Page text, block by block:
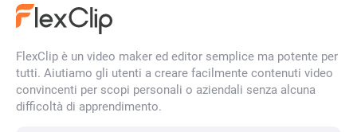
Miglioratore di foto IA
Rimozione filigrana AI
FlexClip è un video maker ed editor semplice ma potente per
tutti. Aiutiamo gli utenti a creare facilmente contenuti video
convincenti per scopi personali o aziendali senza alcuna
difficoltà di apprendimento.